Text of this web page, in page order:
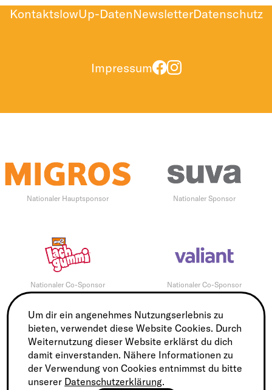
KontaktslowUp-DatenNewsletterDatenschutz
Impressum
Nationaler Hauptsponsor Nationaler Sponsor
Nationaler Co-Sponsor Nationaler Co-Sponsor
Nationale Co-Sponsorin
Um dir ein angenehmes Nutzungserlebnis zu
bieten, verwendet diese Website Cookies. Durch
Weiternutzung dieser Website erklärst du dich
damit einverstanden. Nähere Informationen zu
der Verwendung von Cookies entnimmst du bitte
unserer Datenschutzerklärung.